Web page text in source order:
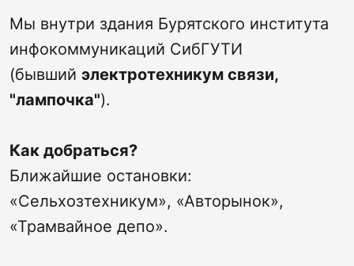
Мы внутри здания Бурятского института
инфокоммуникаций СибГУТИ
(бывший электротехникум связи,
"лампочка").
Как добраться?
Ближайшие остановки:
«Сельхозтехникум», «Авторынок»,
«Трамвайное депо».